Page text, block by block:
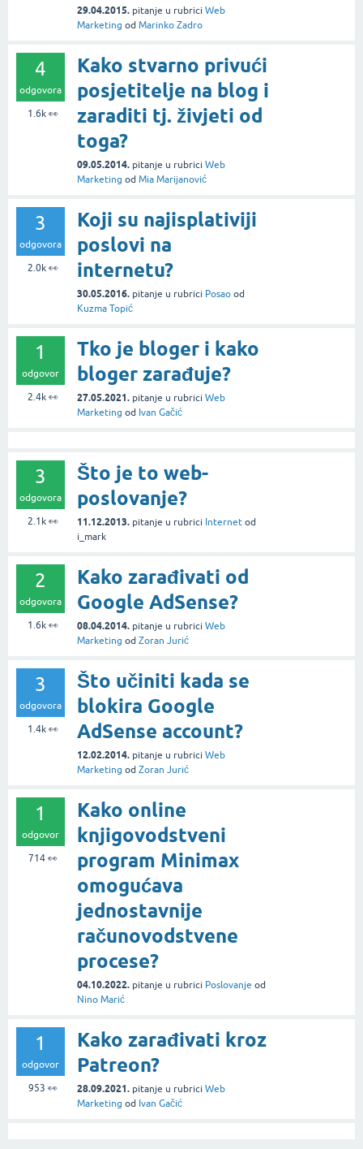
29.04.2015. pitanje u rubrici Web
Marketing od Marinko Zadro
4
odgovora
1.6k👀
Kako stvarno privući
posjetitelje na blog i
zaraditi tj. živjeti od
toga?
09.05.2014. pitanje u rubrici Web
Marketing od Mia Marijanović
3
odgovora
2.0k👀
Koji su najisplativiji
poslovi na
internetu?
30.05.2016. pitanje u rubrici Posao od
Kuzma Topić
1
odgovor
2.4k👀
Tko je bloger i kako
bloger zarađuje?
27.05.2021. pitanje u rubrici Web
Marketing od Ivan Gačić
3
odgovora
2.1k👀
Što je to web-
poslovanje?
11.12.2013. pitanje u rubrici Internet od
i_mark
2
odgovora
1.6k👀
Kako zarađivati od
Google AdSense?
08.04.2014. pitanje u rubrici Web
Marketing od Zoran Jurić
3
odgovora
1.4k👀
Što učiniti kada se
blokira Google
AdSense account?
12.02.2014. pitanje u rubrici Web
Marketing od Zoran Jurić
1
odgovor
714👀
Kako online
knjigovodstveni
program Minimax
omogućava
jednostavnije
računovodstvene
procese?
04.10.2022. pitanje u rubrici Poslovanje od
Nino Marić
1
odgovor
953 👀
Kako zarađivati kroz
Patreon?
28.09.2021. pitanje u rubrici Web
Marketing od Ivan Gačić